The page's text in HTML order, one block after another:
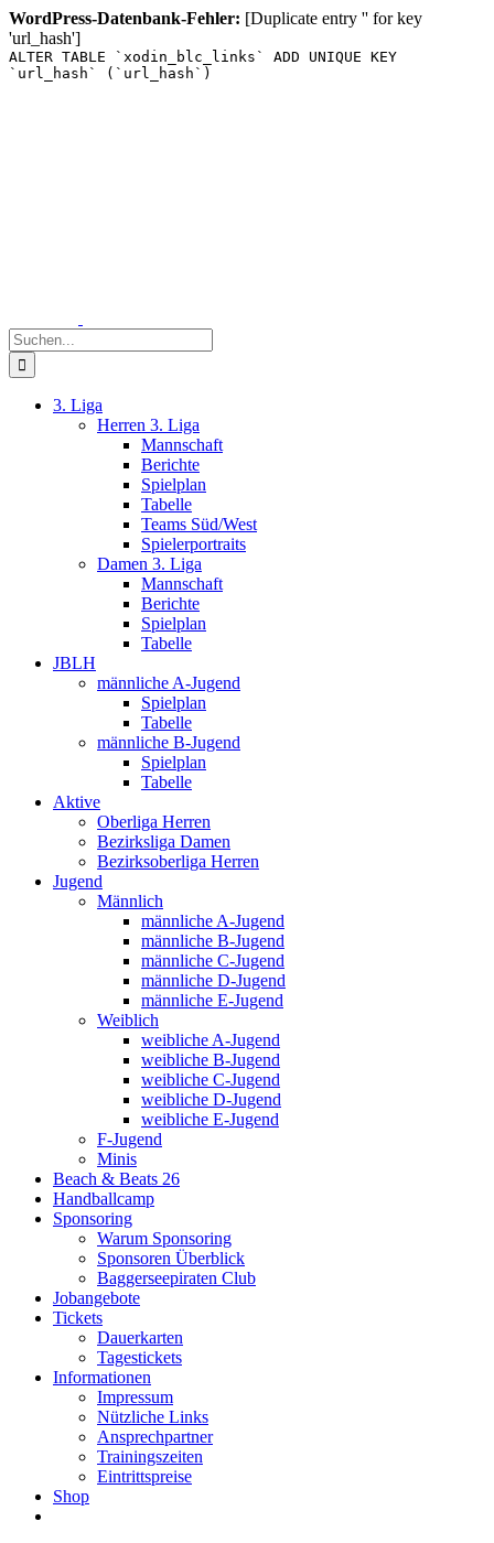
WordPress-Datenbank-Fehler: [Duplicate entry '' for key
'url_hash']
ALTER TABLE `xodin_blc_links` ADD UNIQUE KEY
`url_hash` (`url_hash`)
Suche
nach:
3. Liga
Herren 3. Liga
Mannschaft
Berichte
Spielplan
Tabelle
Teams Süd/West
Spielerportraits
Damen 3. Liga
Mannschaft
Berichte
Spielplan
Tabelle
JBLH
männliche A-Jugend
Spielplan
Tabelle
männliche B-Jugend
Spielplan
Tabelle
Aktive
Oberliga Herren
Bezirksliga Damen
Bezirksoberliga Herren
Jugend
Männlich
männliche A-Jugend
männliche B-Jugend
männliche C-Jugend
männliche D-Jugend
männliche E-Jugend
Weiblich
weibliche A-Jugend
weibliche B-Jugend
weibliche C-Jugend
weibliche D-Jugend
weibliche E-Jugend
F-Jugend
Minis
Beach & Beats 26
Handballcamp
Sponsoring
Warum Sponsoring
Sponsoren Überblick
Baggerseepiraten Club
Jobangebote
Tickets
Dauerkarten
Tagestickets
Informationen
Impressum
Nützliche Links
Ansprechpartner
Trainingszeiten
Eintrittspreise
Shop